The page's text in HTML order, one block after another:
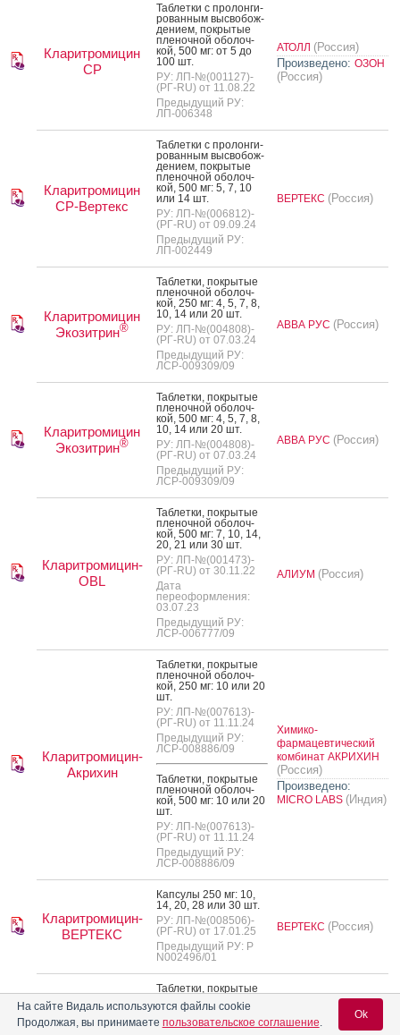
Кларитромицин
СР
Таб­летки с про­лон­ги­
рован­ным выс­во­бож­
де­ни­ем, пок­ры­тые
пле­ноч­ной обо­лоч­
кой, 500 мг: от 5 до
100 шт.
РУ: ЛП-№(001127)-
(РГ-RU) от 11.08.22
Предыдущий РУ:
ЛП-006348
АТОЛЛ (Россия)
Произведено: ОЗОН
(Россия)
Кларитромицин
СР-Вертекс
Таб­летки с про­лон­ги­
рован­ным выс­во­бож­
де­ни­ем, пок­ры­тые
пле­ноч­ной обо­лоч­
кой, 500 мг: 5, 7, 10
или 14 шт.
РУ: ЛП-№(006812)-
(РГ-RU) от 09.09.24
Предыдущий РУ:
ЛП-002449
ВЕРТЕКС (Россия)
Кларитромицин
Экозитрин®
Таб­летки, пок­ры­тые
пле­ноч­ной обо­лоч­
кой, 250 мг: 4, 5, 7, 8,
10, 14 или 20 шт.
РУ: ЛП-№(004808)-
(РГ-RU) от 07.03.24
Предыдущий РУ:
ЛСР-009309/09
АВВА РУС (Россия)
Кларитромицин
Экозитрин®
Таб­летки, пок­ры­тые
пле­ноч­ной обо­лоч­
кой, 500 мг: 4, 5, 7, 8,
10, 14 или 20 шт.
РУ: ЛП-№(004808)-
(РГ-RU) от 07.03.24
Предыдущий РУ:
ЛСР-009309/09
АВВА РУС (Россия)
Кларитромицин-
OBL
Таб­летки, пок­ры­тые
пле­ноч­ной обо­лоч­
кой, 500 мг: 7, 10, 14,
20, 21 или 30 шт.
РУ: ЛП-№(001473)-
(РГ-RU) от 30.11.22
Дата
переоформления:
03.07.23
Предыдущий РУ:
ЛСР-006777/09
АЛИУМ (Россия)
Кларитромицин-
Акрихин
Таб­летки, пок­ры­тые
пле­ноч­ной обо­лоч­
кой, 250 мг: 10 или 20
шт.
РУ: ЛП-№(007613)-
(РГ-RU) от 11.11.24
Предыдущий РУ:
ЛСР-008886/09
Таб­летки, пок­ры­тые
пле­ноч­ной обо­лоч­
кой, 500 мг: 10 или 20
шт.
РУ: ЛП-№(007613)-
(РГ-RU) от 11.11.24
Предыдущий РУ:
ЛСР-008886/09
Химико-
фармацевтический
комбинат АКРИХИН
(Россия)
Произведено:
MICRO LABS (Индия)
Кларитромицин-
ВЕРТЕКС
Кап­су­лы 250 мг: 10,
14, 20, 28 или 30 шт.
РУ: ЛП-№(008506)-
(РГ-RU) от 17.01.25
Предыдущий РУ: Р
N002496/01
ВЕРТЕКС (Россия)
Кларитромицин-
Таб­летки, пок­ры­тые
пле­ноч­ной обо­лоч­
кой, 500 мг: 5, 7, 10
или 14 шт.
ВЕРТЕКС (Россия)
На сайте Видаль используются файлы cookie
Продолжая, вы принимаете пользовательское соглашение.
Ok